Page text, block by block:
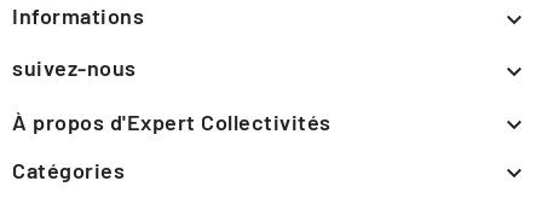
Informations 
suivez-nous 
À propos d'Expert Collectivités 
Catégories 